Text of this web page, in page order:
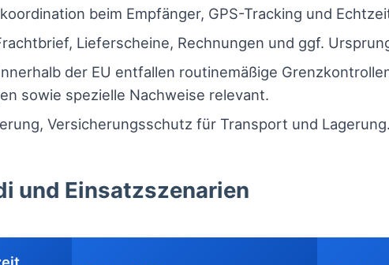
beim Empfänger, GPS-Tracking und
Lieferscheine, Rechnungen und ggf.
der EU entfallen routinemäßige
sowie spezielle Nachweise relevant.
Versicherungsschutz für Transport und Lagerung.
und Einsatzszenarien